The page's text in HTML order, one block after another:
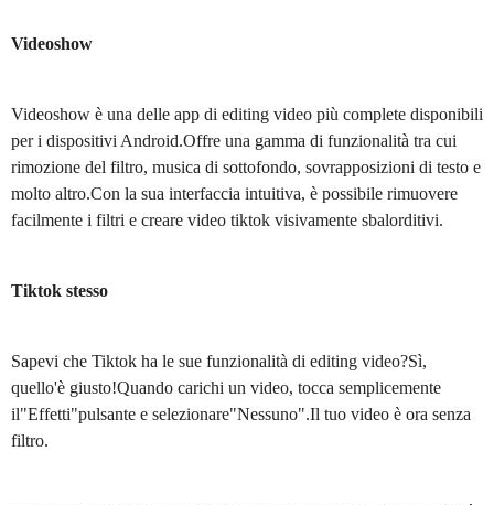
Videoshow
Videoshow è una delle app di editing video più complete disponibili
per i dispositivi Android.Offre una gamma di funzionalità tra cui
rimozione del filtro, musica di sottofondo, sovrapposizioni di testo e
molto altro.Con la sua interfaccia intuitiva, è possibile rimuovere
facilmente i filtri e creare video tiktok visivamente sbalorditivi.
Tiktok stesso
Sapevi che Tiktok ha le sue funzionalità di editing video?Sì,
quello'è giusto!Quando carichi un video, tocca semplicemente
il"Effetti"pulsante e selezionare"Nessuno".Il tuo video è ora senza
filtro.